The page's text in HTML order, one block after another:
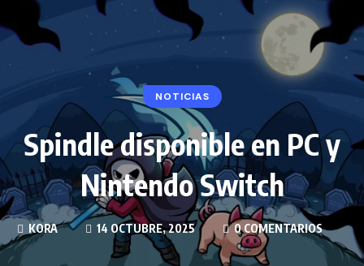
NOTICIAS
Spindle disponible en PC y
Nintendo Switch
KORA 14 OCTUBRE, 2025 0 COMENTARIOS